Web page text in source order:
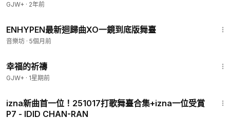
GJW+ · 2年前
ENHYPEN最新迴歸曲XO一鏡到底版舞臺
音樂坊 · 5個月前
幸福的祈禱
GJW+ · 1星期前
izna新曲首一位！251017打歌舞臺合集+izna一位受賞
P7 - IDID CHAN-RAN